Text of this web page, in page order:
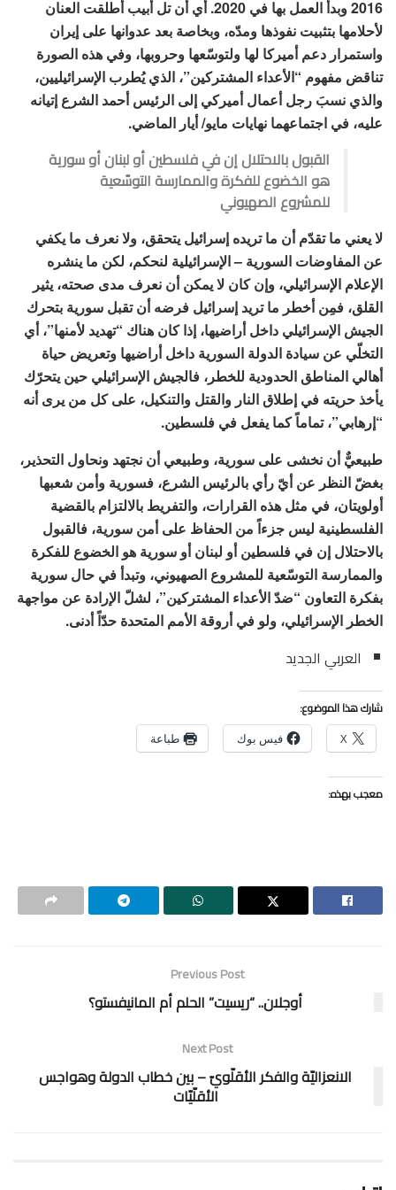
2016 وبدأ العمل بها في 2020. أي أن تل أبيب أطلقت العنان
لأحلامها بتثبيت نفوذها ومدّه، وبخاصة بعد عدوانها على إيران
واستمرار دعم أميركا لها ولتوسّعها وحروبها، وفي هذه الصورة
تناقض مفهوم “الأعداء المشتركين”، الذي يُطرب الإسرائيليين،
والذي نسبَ رجل أعمال أميركي إلى الرئيس أحمد الشرع إتيانه
عليه، في اجتماعهما نهايات مايو/ أيار الماضي.
القبول بالاحتلال إن في فلسطين أو لبنان أو سورية
هو الخضوع للفكرة والممارسة التوسّعية
للمشروع الصهيوني
لا يعني ما تقدّم أن ما تريده إسرائيل يتحقق، ولا نعرف ما يكفي
عن المفاوضات السورية – الإسرائيلية لنحكم، لكن ما ينشره
الإعلام الإسرائيلي، وإن كان لا يمكن أن نعرف مدى صحته، يثير
القلق، فمِن أخطر ما تريد إسرائيل فرضه أن تقبل سورية بتحرك
الجيش الإسرائيلي داخل أراضيها، إذا كان هناك “تهديد لأمنها”، أي
التخلّي عن سيادة الدولة السورية داخل أراضيها وتعريض حياة
أهالي المناطق الحدودية للخطر، فالجيش الإسرائيلي حين يتحرّك
يأخذ حريته في إطلاق النار والقتل والتنكيل، على كل من يرى أنه
“إرهابي”، تماماً كما يفعل في فلسطين.
طبيعيٌّ أن نخشى على سورية، وطبيعي أن نجتهد ونحاول التحذير،
بغضّ النظر عن أيّ رأي بالرئيس الشرع، فسورية وأمن شعبها
أولويتان، في مثل هذه القرارات، والتفريط بالالتزام بالقضية
الفلسطينية ليس جزءاً من الحفاظ على أمن سورية، فالقبول
بالاحتلال إن في فلسطين أو لبنان أو سورية هو الخضوع للفكرة
والممارسة التوسّعية للمشروع الصهيوني، وتبدأ في حال سورية
بفكرة التعاون “ضدّ الأعداء المشتركين”، لشلّ الإرادة عن مواجهة
الخطر الإسرائيلي، ولو في أروقة الأمم المتحدة حدّاً أدنى.
العربي الجديد
شارك هذا الموضوع:
X فيس بوك طباعة
معجب بهذه:
Previous Post
أوجلان.. “ريسيت” الحلم أم المانيفستو؟
Next Post
الانعزاليّة والفكر الأقلّويّ – بين خطاب الدولة وهواجس
الأقلّيّات